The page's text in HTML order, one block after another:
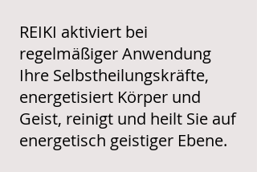
REIKI aktiviert bei
regelmäßiger Anwendung
Ihre Selbstheilungskräfte,
energetisiert Körper und
Geist, reinigt und heilt Sie auf
energetisch geistiger Ebene.